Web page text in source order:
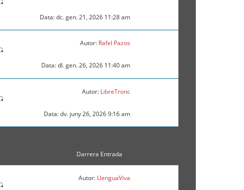
Data: dc. gen. 21, 2026 11:28 am
Autor: Rafel Pazos
Data: dl. gen. 26, 2026 11:40 am
Autor: LibreTronc
Data: dv. juny 26, 2026 9:16 am
Darrera Entrada
Autor: LlenguaViva